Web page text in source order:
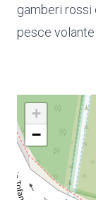
gamberi rossi
pesce
+
−